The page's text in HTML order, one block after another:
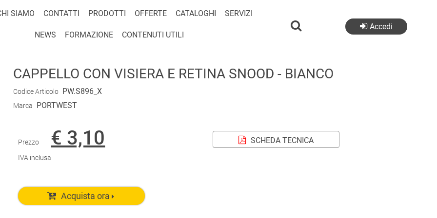
SIAMO CONTATTI PRODOTTI OFFERTE CATALOGHI SERVIZI
NEWS FORMAZIONE CONTENUTI UTILI
Accedi
CAPPELLO CON VISIERA E RETINA SNOOD - BIANCO
Codice Articolo PW.S896_X
Marca PORTWEST
Prezzo € 3,10
IVA inclusa
SCHEDA TECNICA
Acquista ora